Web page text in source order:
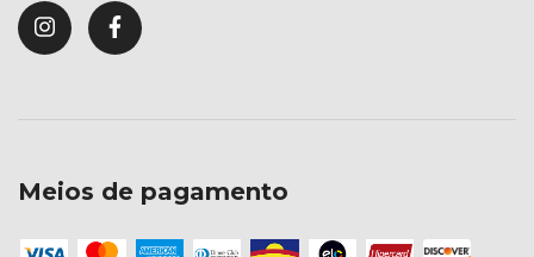
Meios de pagamento